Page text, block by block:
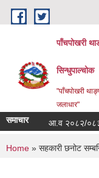
Skip to main content
पाँचपोखरी
सिन्धुपाल्चोक
"पाँचपोखरी
जलाधार"
समाचार आ.व २०८२/०८३ जेठ
You are
Home » सहकारी छनोट